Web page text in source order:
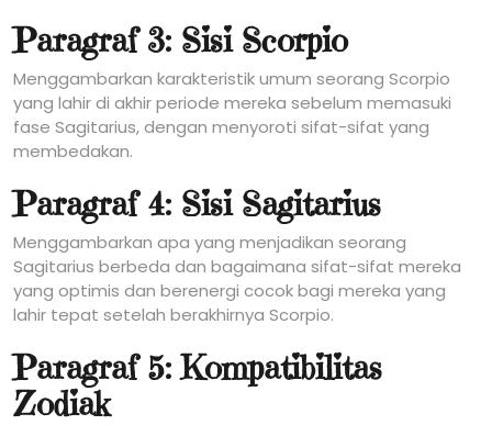
Paragraf 3: Sisi Scorpio
Menggambarkan karakteristik umum seorang Scorpio
yang lahir di akhir periode mereka sebelum memasuki
fase Sagitarius, dengan menyoroti sifat-sifat yang
membedakan.
Paragraf 4: Sisi Sagitarius
Menggambarkan apa yang menjadikan seorang
Sagitarius berbeda dan bagaimana sifat-sifat mereka
yang optimis dan berenergi cocok bagi mereka yang
lahir tepat setelah berakhirnya Scorpio.
Paragraf 5: Kompatibilitas
Zodiak